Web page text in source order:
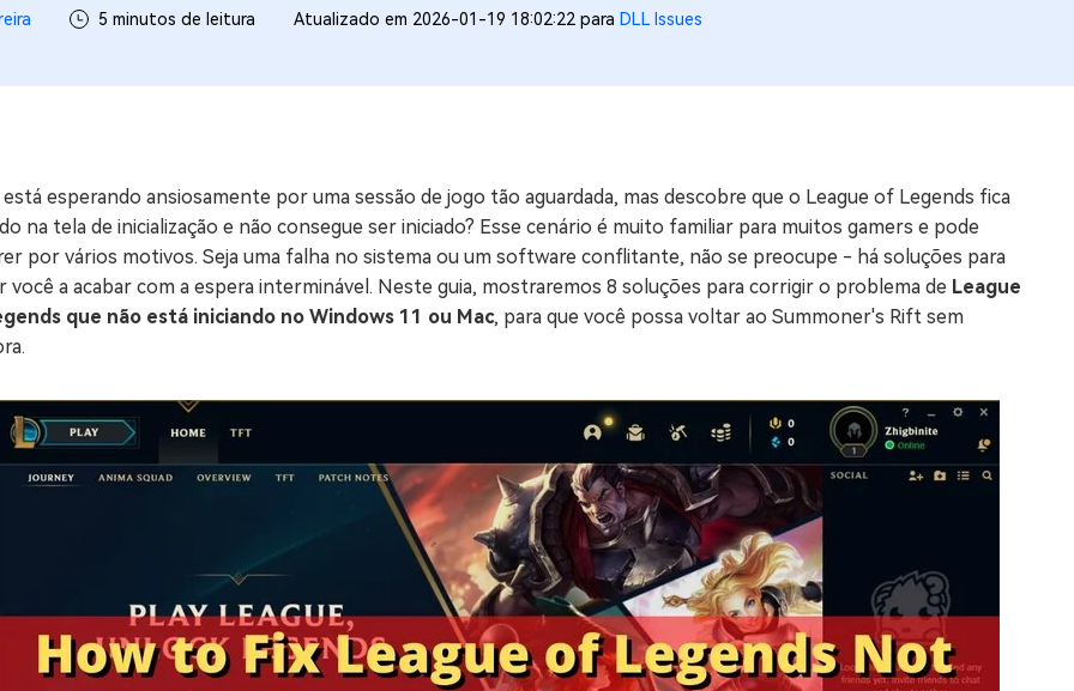
Android
Excluir arquivos duplicados e limpar arquivos inúteis no Mac
Mac Boot Genius
Grátis
Corrigir Erros de Mac Grátis
Windows 11 Upgrade Checker
Verificador de Atualização do Windows 11 Grátis
5 minutos de leitura Atualizado em 2026-01-19 18:02:22 para DLL Issues
esperando ansiosamente por uma sessão de jogo tão aguardada, mas descobre que o League of Legends fica
na tela de inicialização e não consegue ser iniciado? Esse cenário é muito familiar para muitos gamers e pode
por vários motivos. Seja uma falha no sistema ou um software conflitante, não se preocupe - há soluções para
você a acabar com a espera interminável. Neste guia, mostraremos 8 soluções para corrigir o problema de League
que não está iniciando no Windows 11 ou Mac, para que você possa voltar ao Summoner's Rift sem